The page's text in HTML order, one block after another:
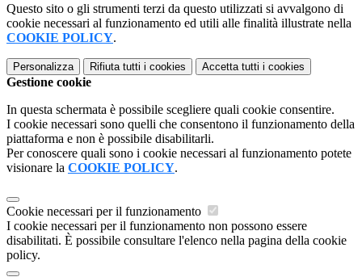
Questo sito o gli strumenti terzi da questo utilizzati si avvalgono di
cookie necessari al funzionamento ed utili alle finalità illustrate nella
COOKIE POLICY.
Personalizza Rifiuta tutti i cookies Accetta tutti i cookies
Gestione cookie
In questa schermata è possibile scegliere quali cookie consentire.
I cookie necessari sono quelli che consentono il funzionamento della
piattaforma e non è possibile disabilitarli.
Per conoscere quali sono i cookie necessari al funzionamento potete
visionare la COOKIE POLICY.
Cookie necessari per il funzionamento
I cookie necessari per il funzionamento non possono essere
disabilitati. È possibile consultare l'elenco nella pagina della cookie
policy.